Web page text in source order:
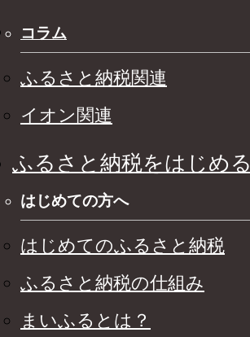
コラム
ふるさと納税関連
イオン関連
ふるさと納税をはじめる
はじめての方へ
はじめてのふるさと納税
ふるさと納税の仕組み
まいふるとは？